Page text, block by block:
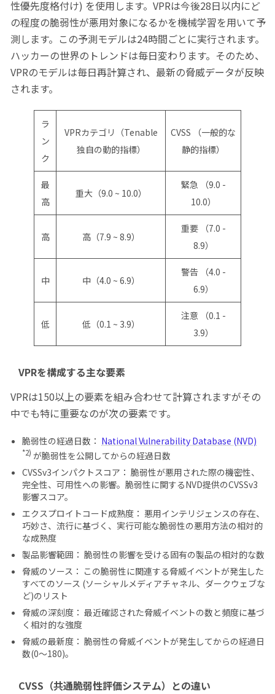
性優先度格付け) を使用します。VPRは今後28日以内にど
の程度の脆弱性が悪用対象になるかを機械学習を用いて予
測します。この予測モデルは24時間ごとに実行されます。
ハッカーの世界のトレンドは毎日変わります。そのため、
VPRのモデルは毎日再計算され、最新の脅威データが反映
されます。
ラ
ン
ク
VPRカテゴリ（Tenable
独自の動的指標）
CVSS （一般的な
静的指標）
最
高
重大（9.0 ~ 10.0）
緊急 （9.0 -
10.0）
高 高（7.9 ~ 8.9）
重要 （7.0 -
8.9）
中 中（4.0 ~ 6.9）
警告 （4.0 -
6.9）
低 低（0.1 ~ 3.9）
注意 （0.1 -
3.9）
VPRを構成する主な要素
VPRは150以上の要素を組み合わせて計算されますがその
中でも特に重要なのが次の要素です。
脆弱性の経過日数： National Vulnerability Database (NVD)
*2) が脆弱性を公開してからの経過日数
CVSSv3インパクトスコア： 脆弱性が悪用された際の機密性、
完全性、可用性への影響。脆弱性に関するNVD提供のCVSSv3
影響スコア。
エクスプロイトコード成熟度： 悪用インテリジェンスの存在、
巧妙さ、流行に基づく、実行可能な脆弱性の悪用方法の相対的
な成熟度
製品影響範囲： 脆弱性の影響を受ける固有の製品の相対的な数
脅威のソース： この脆弱性に関連する脅威イベントが発生した
すべてのソース (ソーシャルメディアチャネル、ダークウェブな
ど)のリスト
脅威の深刻度： 最近確認された脅威イベントの数と頻度に基づ
く相対的な強度
脅威の最新度： 脆弱性の脅威イベントが発生してからの経過日
数(0～180)。
CVSS（共通脆弱性評価システム）との違い